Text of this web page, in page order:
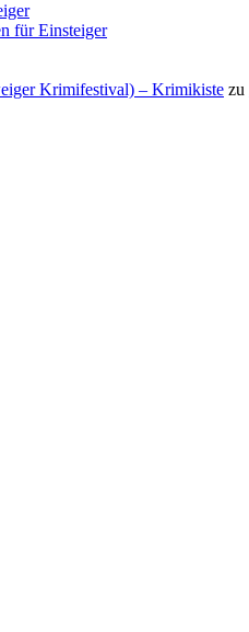
für Einsteiger
Krimifestival) – Krimikiste zu